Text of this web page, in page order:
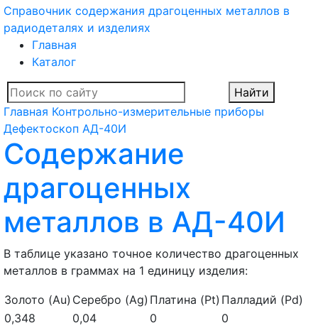
Справочник содержания драгоценных металлов в
радиодеталях и изделиях
Главная
Каталог
Найти
Главная Контрольно-измерительные приборы
Дефектоскоп АД-40И
Содержание
драгоценных
металлов в АД-40И
В таблице указано точное количество драгоценных
металлов в граммах на 1 единицу изделия:
Золото (Au) Серебро (Ag) Платина (Pt) Палладий (Pd)
0,348
0,04 0
0